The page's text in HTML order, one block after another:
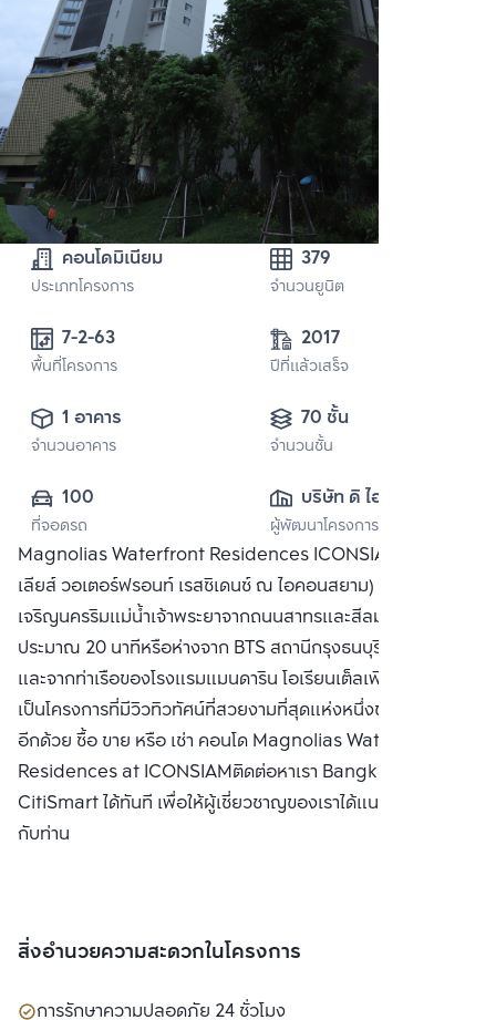
คอนโดมิเนียม
ประเภทโครงการ
379
จำนวนยูนิต
พื้นที่โครงการ
2017
ปีที่แล้วเสร็จ
1 อาคาร
จำนวนอาคาร
70 ชั้น
จำนวนชั้น
100
ที่จอดรถ
บริษัท ดิ ไอคอน
สยาม ซูเปอร์ลักซ์
เรสซิเดนซ์
คอร์ปอเรชั่น จำกัด
ผู้พัฒนาโครงการ
Magnolias Waterfront Residences ICONSIAM (แมกโน
เลียส์ วอเตอร์ฟรอนท์ เรสซิเดนซ์ ณ ไอคอนสยาม) ตั้งอยู่บนถนน
เจริญนครริมแม่น้ำเจ้าพระยาจากถนนสาทรและสีลมใช้เวลาเดิน
ประมาณ 20 นาทีหรือห่างจาก BTS สถานีกรุงธนบุรีเพียง 10 นาที
และจากท่าเรือของโรงแรมแมนดาริน โอเรียนเต็ลเพียง 5 นาทีถือ
เป็นโครงการที่มีวิวทิวทัศน์ที่สวยงามที่สุดแห่งหนึ่งของกรุงเทพฯ
อีกด้วย ซื้อ ขาย หรือ เช่า คอนโด Magnolias Waterfront
Residences at ICONSIAMติดต่อหาเรา Bangkok
CitiSmart ได้ทันที เพื่อให้ผู้เชี่ยวชาญของเราได้แนะนำคอนโดให้
กับท่าน
สิ่งอำนวยความสะดวกในโครงการ
การรักษาความปลอดภัย 24 ชั่วโมง